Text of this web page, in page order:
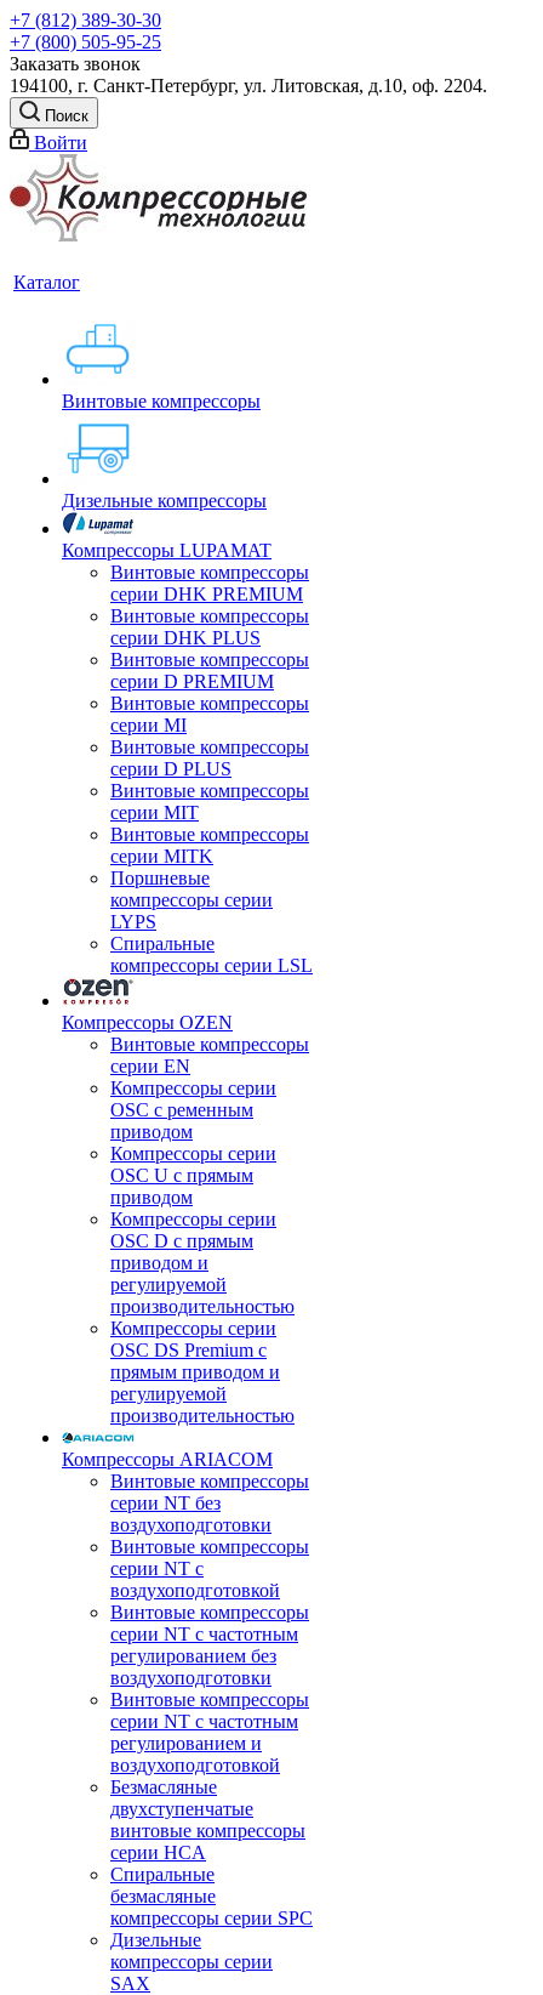
+7 (812) 389-30-30
+7 (800) 505-95-25
Заказать звонок
194100, г. Санкт-Петербург, ул. Литовская, д.10, оф. 2204.
Поиск
Войти
Каталог
Винтовые компрессоры
Дизельные компрессоры
Компрессоры LUPAMAT
Винтовые компрессоры
серии DHK PREMIUM
Винтовые компрессоры
серии DHK PLUS
Винтовые компрессоры
серии D PREMIUM
Винтовые компрессоры
серии MI
Винтовые компрессоры
серии D PLUS
Винтовые компрессоры
серии MIT
Винтовые компрессоры
серии MITK
Поршневые
компрессоры серии
LYPS
Спиральные
компрессоры серии LSL
Компрессоры OZEN
Винтовые компрессоры
серии EN
Компрессоры серии
OSC с ременным
приводом
Компрессоры серии
OSC U с прямым
приводом
Компрессоры серии
OSC D с прямым
приводом и
регулируемой
производительностью
Компрессоры серии
OSC DS Premium с
прямым приводом и
регулируемой
производительностью
Компрессоры ARIACOM
Винтовые компрессоры
серии NT без
воздухоподготовки
Винтовые компрессоры
серии NT c
воздухоподготовкой
Винтовые компрессоры
серии NT с частотным
регулированием без
воздухоподготовки
Винтовые компрессоры
серии NT с частотным
регулированием и
воздухоподготовкой
Безмасляные
двухступенчатые
винтовые компрессоры
серии HCA
Спиральные
безмасляные
компрессоры серии SPC
Дизельные
компрессоры серии
SAX